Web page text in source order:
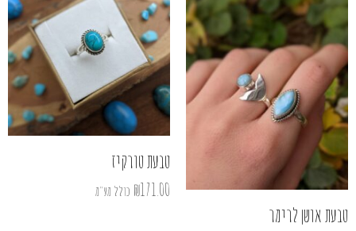
טבעת אושן לרימר
טבעת טורקיז
₪171.00 כולל מע"מ